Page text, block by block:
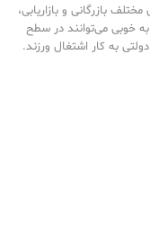
بازرگانی و بازاریابی،
به خوبی می‌توانند در سطح
به کار اشتغال ورزند.